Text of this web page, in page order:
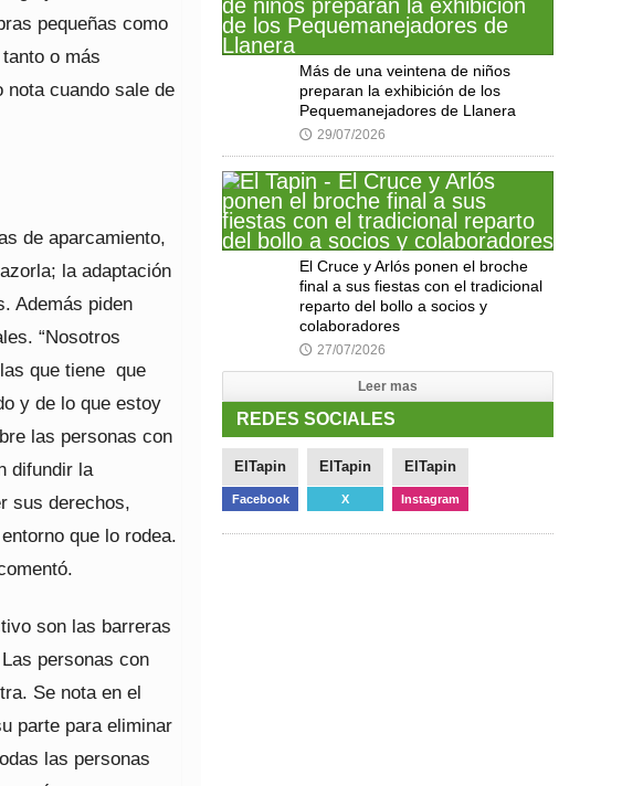
pequeñas como
o más
cuando sale de
de aparcamiento,
la adaptación
Además piden
“Nosotros
que tiene que
y de lo que estoy
las personas con
difundir la
sus derechos,
que lo rodea.
son las barreras
personas con
Se nota en el
parte para eliminar
las personas
Más de una veintena de niños
preparan la exhibición de los
Pequemanejadores de Llanera
🕔 29/07/2026
El Cruce y Arlós ponen el broche
final a sus fiestas con el tradicional
reparto del bollo a socios y
colaboradores
🕔 27/07/2026
Leer mas
REDES SOCIALES
ElTapin
Facebook
ElTapin
X
ElTapin
Instagram